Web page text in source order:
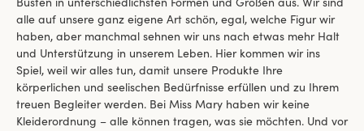
Büsten in unterschiedlichsten Formen und Größen aus. Wir sind
alle auf unsere ganz eigene Art schön, egal, welche Figur wir
haben, aber manchmal sehnen wir uns nach etwas mehr Halt
und Unterstützung in unserem Leben. Hier kommen wir ins
Spiel, weil wir alles tun, damit unsere Produkte Ihre
körperlichen und seelischen Bedürfnisse erfüllen und zu Ihrem
treuen Begleiter werden. Bei Miss Mary haben wir keine
Kleiderordnung – alle können tragen, was sie möchten. Und vor